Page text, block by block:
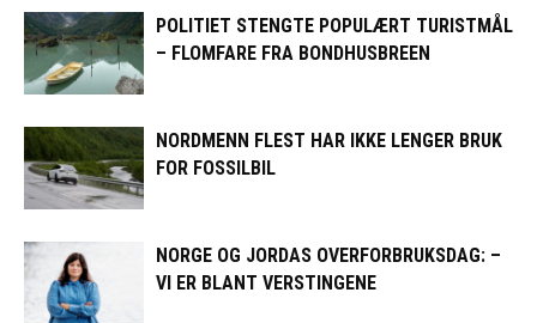
POLITIET STENGTE POPULÆRT TURISTMÅL
– FLOMFARE FRA BONDHUSBREEN
NORDMENN FLEST HAR IKKE LENGER BRUK
FOR FOSSILBIL
NORGE OG JORDAS OVERFORBRUKSDAG: –
VI ER BLANT VERSTINGENE